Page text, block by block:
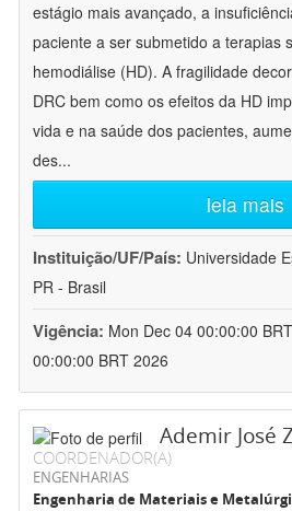
estágio mais avançado, a
paciente a ser submetido a terapias
hemodiálise (HD). A fragilidade
DRC bem como os efeitos da HD
vida e na saúde dos pacientes,
des...
leia mais
Instituição/UF/País: Universidade
PR - Brasil
Vigência: Mon Dec 04 00:00:00
00:00:00 BRT 2026
Ademir José
COORDENADOR(A)
ENGENHARIAS
Engenharia de Materiais e